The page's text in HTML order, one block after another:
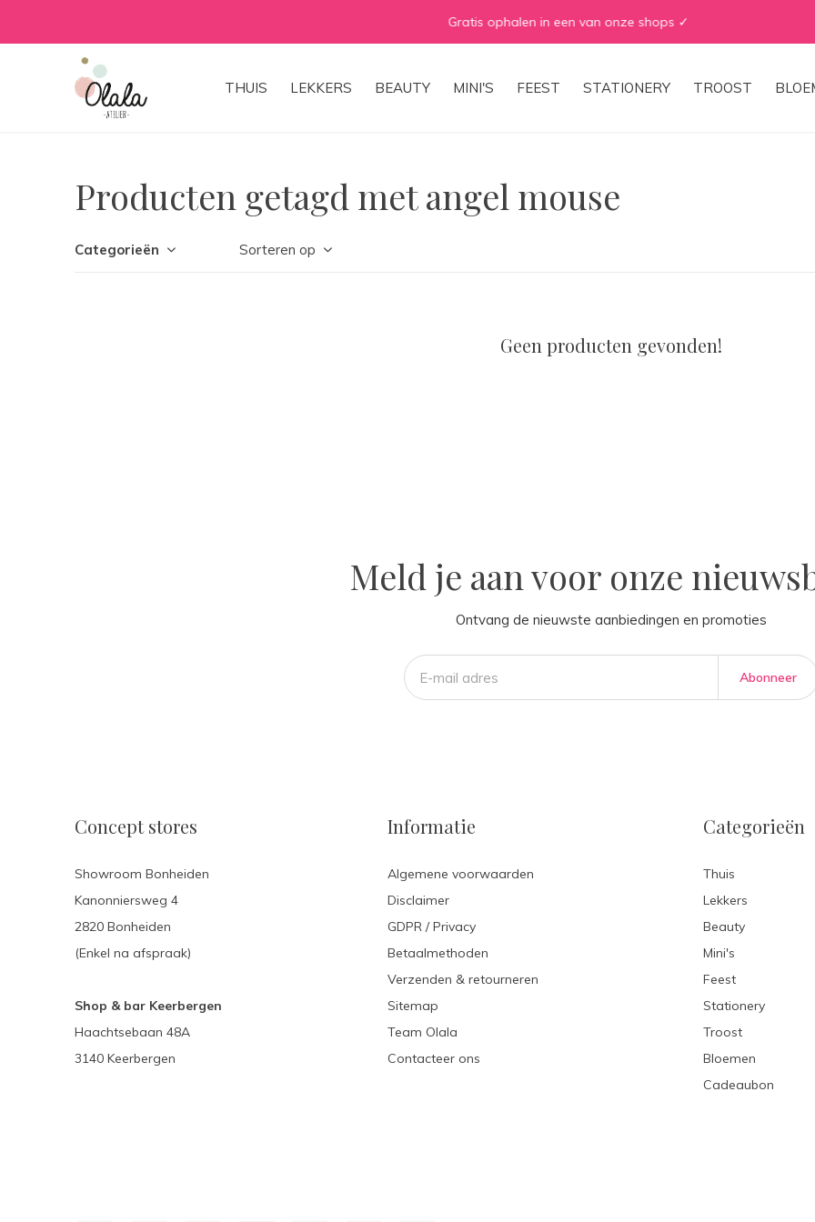
THUIS LEKKERS BEAUTY MINI'S FEEST STATIONERY TROOST
WE ♡ TO REDUCE & RECYCLE
Producten getagd met angel mouse
Categorieën Sorteren op
Geen producten gevonden!
Meld je aan voor onze
Ontvang de nieuwste aanbiedingen en promoties
Abonneer
Concept stores
Showroom Bonheiden
Kanonniersweg 4
2820 Bonheiden
(Enkel na afspraak)
Shop & bar Keerbergen
Haachtsebaan 48A
3140 Keerbergen
Informatie
Algemene voorwaarden
Disclaimer
GDPR / Privacy
Betaalmethoden
Verzenden & retourneren
Sitemap
Team Olala
Contacteer ons
Categorieën
Thuis
Lekkers
Beauty
Mini's
Feest
Stationery
Troost
Bloemen
Cadeaubon